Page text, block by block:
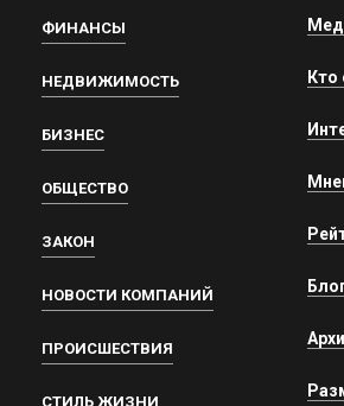
ФИНАНСЫ
НЕДВИЖИМОСТЬ
БИЗНЕС
ОБЩЕСТВО
ЗАКОН
НОВОСТИ КОМПАНИЙ
ПРОИСШЕСТВИЯ
СТИЛЬ ЖИЗНИ
Кто